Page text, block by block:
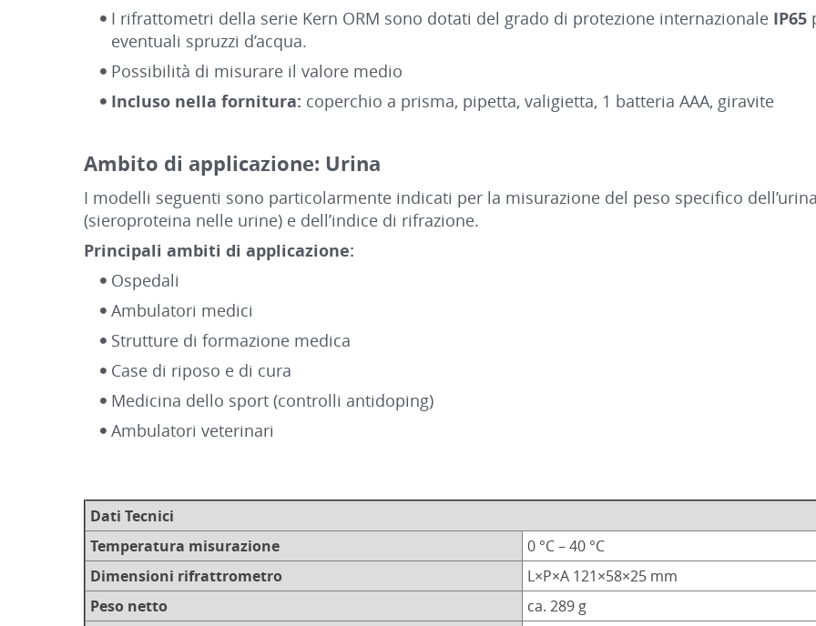
I rifrattometri della serie Kern ORM sono dotati del grado di protezione internazionale IP65
eventuali spruzzi d’acqua.
Possibilità di misurare il valore medio
Incluso nella fornitura: coperchio a prisma, pipetta, valigietta, 1 batteria AAA, giravite
Ambito di applicazione: Urina
I modelli seguenti sono particolarmente indicati per la misurazione del peso specifico
(sieroproteina nelle urine) e dell’indice di rifrazione.
Principali ambiti di applicazione:
Ospedali
Ambulatori medici
Strutture di formazione medica
Case di riposo e di cura
Medicina dello sport (controlli antidoping)
Ambulatori veterinari
Dati Tecnici
Temperatura misurazione
0 °C – 40 °C
Dimensioni rifrattrometro
L×P×A 121×58×25 mm
Peso netto
ca. 289 g